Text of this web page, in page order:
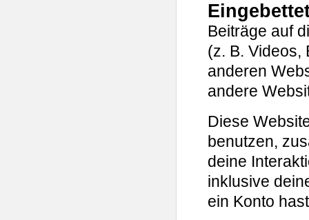
Beiträge auf
(z. B. Videos,
anderen
andere
Diese
benutzen,
deine
inklusive
ein Konto